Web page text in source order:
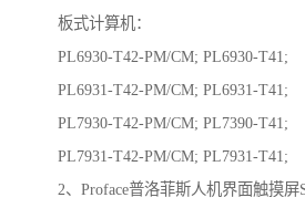
板式计算机：
PL6930-T42-PM/CM; PL6930-T41;
PL6931-T42-PM/CM; PL6931-T41;
PL7930-T42-PM/CM; PL7390-T41;
PL7931-T42-PM/CM; PL7931-T41;
2、Proface普洛菲斯人机界面触摸屏